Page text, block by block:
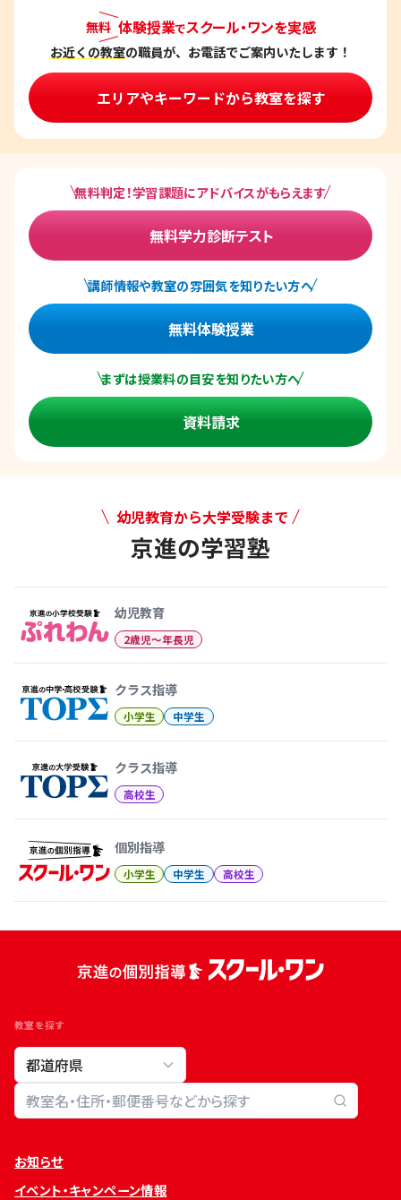
無料 体験授業でスクール・ワンを実感
お近くの教室の職員が、お電話でご案内いたします！
エリアやキーワードから教室を探す
無料判定！学習課題にアドバイスがもらえます
無料学力診断テスト
講師情報や教室の雰囲気を知りたい方へ
無料体験授業
まずは授業料の目安を知りたい方へ
資料請求
幼児教育から大学受験まで
京進の学習塾
幼児教育
2歳児〜年長児
クラス指導
小学生 中学生
クラス指導
高校生
個別指導
小学生 中学生 高校生
教室を探す
教室検索
お知らせ
イベント・キャンペーン情報